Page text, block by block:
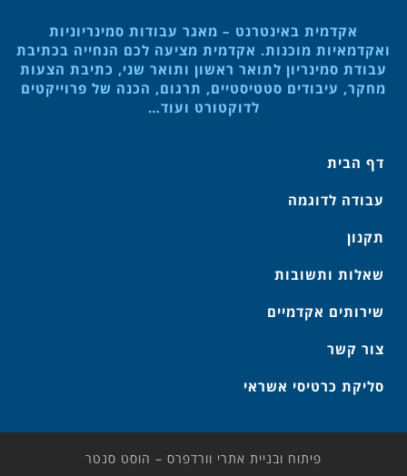
אקדמית באינטרנט – מאגר עבודות סמינריוניות
ואקדמאיות מוכנות. אקדמית מציעה לכם הנחייה בכתיבת
עבודת סמינריון לתואר ראשון ותואר שני, כתיבת הצעות
מחקר, עיבודים סטטיסטיים, תרגום, הכנה של פרוייקטים
לדוקטורט ועוד…
דף הבית
עבודה לדוגמה
תקנון
שאלות ותשובות
שירותים אקדמיים
צור קשר
סליקת כרטיסי אשראי
פיתוח ובניית אתרי וורדפרס – הוסט סנטר